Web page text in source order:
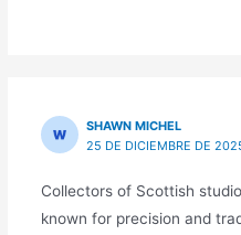
SHAWN MICHEL
25 DE DICIEMBRE DE
Collectors of Scottish
known for precision and